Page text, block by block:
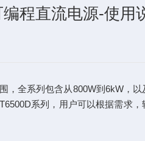
程直流电源-使用
，全系列包含从800W到6kW，
系列，用户可以根据需求